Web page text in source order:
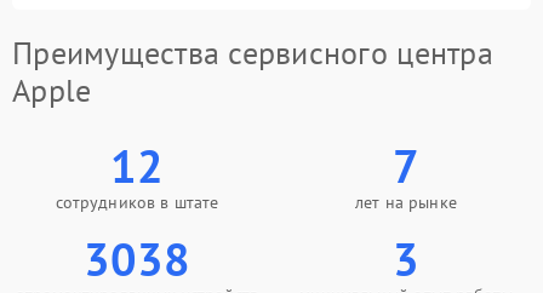
Преимущества сервисного центра
Apple
12
сотрудников в штате
7
лет на рынке
3038 3